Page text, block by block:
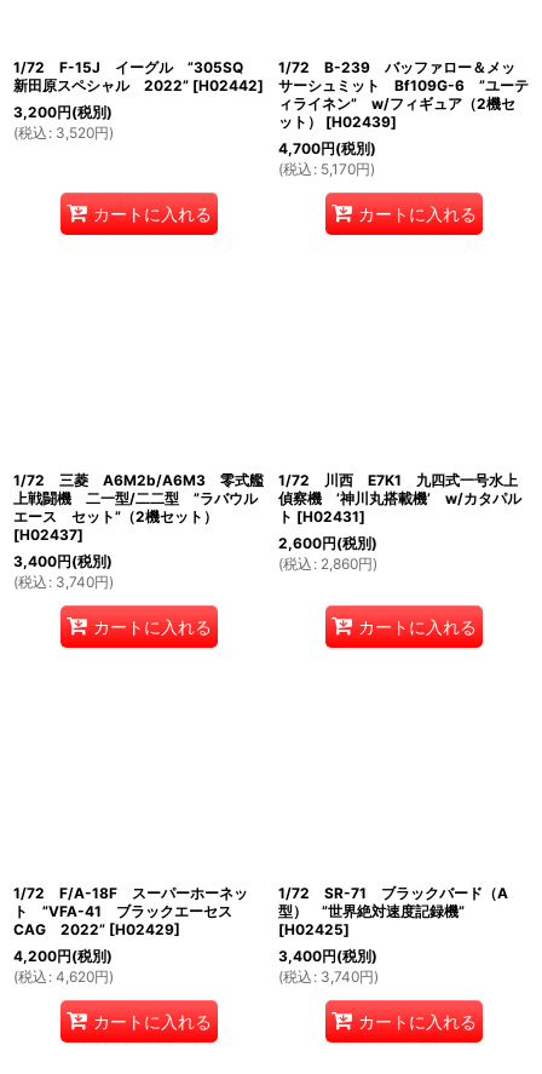
1/72 F-15J イーグル ”305SQ
新田原スペシャル 2022” [H02442]
3,200円(税別)
(税込 : 3,520円)
カートに入れる
1/72 B-239 バッファロー＆メッ
サーシュミット Bf109G-6 ”ユーテ
ィライネン” w/フィギュア（2機セ
ット）
[H02439]
4,700円(税別)
(税込 : 5,170円)
カートに入れる
1/72 三菱 A6M2b/A6M3 零式艦
上戦闘機 二一型/二二型 ”ラバウル
エース セット”（2機セット）
[H02437]
3,400円(税別)
(税込 : 3,740円)
カートに入れる
1/72 川西 E7K1 九四式一号水上
偵察機 ’神川丸搭載機’ w/カタパル
ト [H02431]
2,600円(税別)
(税込 : 2,860円)
カートに入れる
1/72 F/A-18F スーパーホーネッ
ト ”VFA-41 ブラックエーセス
CAG 2022” [H02429]
4,200円(税別)
(税込 : 4,620円)
カートに入れる
1/72 SR-71 ブラックバード（A
型） ”世界絶対速度記録機”
[H02425]
3,400円(税別)
(税込 : 3,740円)
カートに入れる